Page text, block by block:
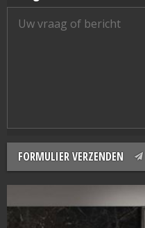
FORMULIER VERZENDEN